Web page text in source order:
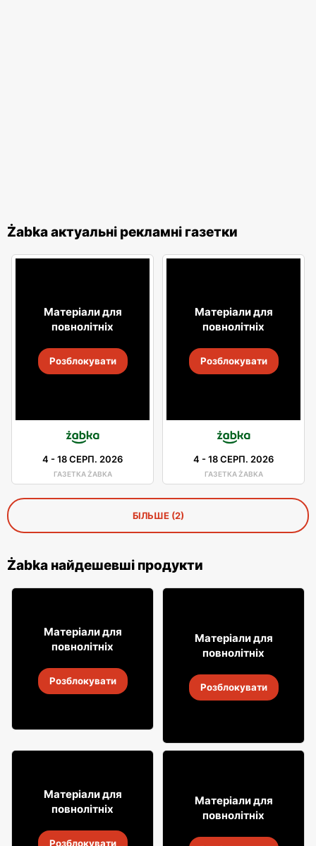
Żabka актуальні рекламні газетки
Матеріали для
повнолітніх
Розблокувати
4 -18 СЕРП. 2026
ГАЗЕТКА ŻABKA
Матеріали для
повнолітніх
Розблокувати
4 -18 СЕРП. 2026
ГАЗЕТКА ŻABKA
БІЛЬШЕ (2)
Żabka найдешевші продукти
1699
18 серп. 2026
Матеріали для
повнолітніх
Розблокувати
2999
Горілка Żołądkowa Gorzka
18 серп. 2026
Матеріали для
повнолітніх
Розблокувати
49 99
Матеріали для
повнолітніх
Розблокувати
3199
Алкогольні напої Soplica
Матеріали для
повнолітніх